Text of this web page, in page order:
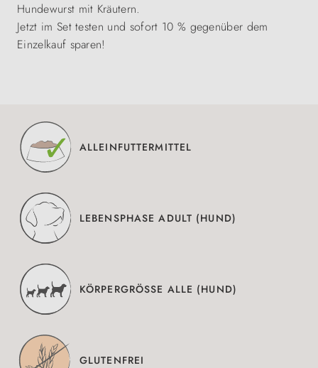
Hundewurst mit Kräutern.
Jetzt im Set testen und sofort 10 % gegenüber dem
Einzelkauf sparen!
ALLEINFUTTERMITTEL
LEBENSPHASE ADULT (HUND)
KÖRPERGRÖSSE ALLE (HUND)
GLUTENFREI